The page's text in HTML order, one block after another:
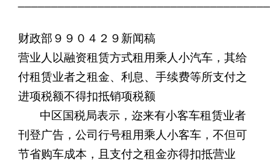
财政部９９０４２９新闻稿
营业人以融资租赁方式租用乘人小汽车，其给
付租赁业者之租金、利息、手续费等所支付之
进项税额不得扣抵销项税额
中区国税局表示，迩来有小客车租赁业者
刊登广告，公司行号租用乘人小客车，不但可
节省购车成本，且支付之租金亦得扣抵营业